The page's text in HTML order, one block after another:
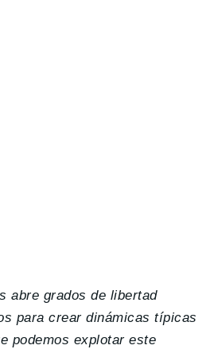
abre grados de libertad
para crear dinámicas típicas
podemos explotar este